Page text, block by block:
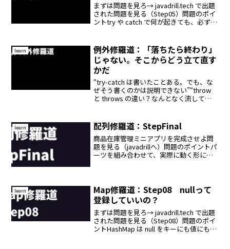
まずは問題を見ろ→ javadrill.tech で出題
された問題を見る（Step05）問題のポイ
ントtry や catch で何が起きても、必ず実
**「最後にやるべ...
learn
例外修羅道：「落ちたら終わり」
じゃない。そこからどう立て直す
かだ
“try-catch は書いたことある。でも、な
ぜそう書くのかは説明できない”“throw
と throws の違い？なんとなく流して
「例外修羅道」では、10...
learn 配列修羅道：StepFinal
商品在庫管理ミニアプリを完成させよ問
題を見る（javadrillへ）問題のポイントパ
ーツを組み合わせて、実際に動く形にす
learn
Map修羅道：Step08 nullって
登録していいの？
まずは問題を見ろ→ javadrill.tech で出題
された問題を見る（Step08）問題のポイ
ントHashMap は null をキーにも値にも使